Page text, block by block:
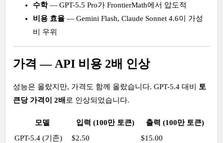
수학— GPT-5.5 Pro가 FrontierMath에서 압도적
비용 효율 — Gemini Flash, Claude Sonnet 4.6이 가성
비 우위
가격 — API 비용 2배 인상
성능은 올랐지만, 가격도 함께 올랐습니다. GPT-5.4 대비 토
큰당 가격이 2배 로 인상되었습니다.
모델 입력 (100만 토큰)
출력 (100만 토큰)
GPT-5.4 (기존)
$2.50
$15.00